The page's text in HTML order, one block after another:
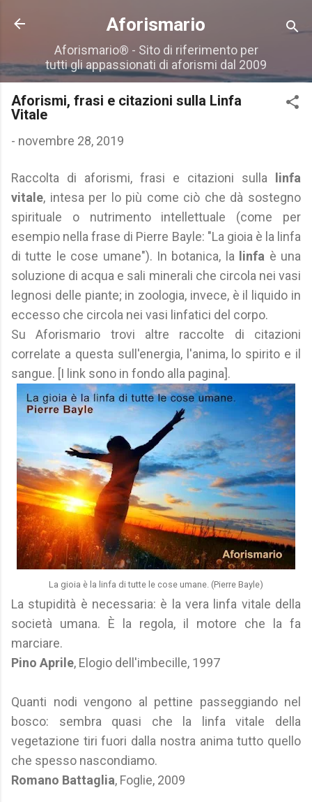
Passa ai contenuti principali
Aforismario
Aforismario® - Sito di riferimento per
tutti gli appassionati di aforismi dal 2009
Aforismi, frasi e citazioni sulla Linfa
Vitale
- novembre 28, 2019
Raccolta di aforismi, frasi e citazioni sulla
linfa
vitale, intesa per lo più come ciò che dà sostegno
spirituale o nutrimento intellettuale (come per
esempio nella frase di Pierre Bayle: "La gioia è la linfa
di tutte le cose umane"). In botanica, la
linfa è una
soluzione di acqua e sali minerali che circola nei vasi
legnosi delle piante; in zoologia, invece, è il liquido in
eccesso che circola nei vasi linfatici del corpo.
Su Aforismario trovi altre raccolte di citazioni
correlate a questa sull'energia, l'anima, lo spirito e il
sangue. [I link sono in fondo alla pagina].
La gioia è la linfa di tutte le cose umane. (Pierre Bayle)
La stupidità è necessaria: è la vera linfa vitale della
società umana. È la regola, il motore che la fa
marciare.
Pino Aprile, Elogio dell'imbecille, 1997
Quanti nodi vengono al pettine passeggiando nel
bosco: sembra quasi che la linfa vitale della
vegetazione tiri fuori dalla nostra anima tutto quello
che spesso nascondiamo.
Romano Battaglia, Foglie, 2009